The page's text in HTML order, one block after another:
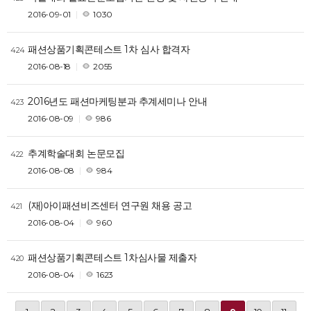
2016-09-01 1030
424 패션상품기획콘테스트 1차 심사 합격자
2016-08-18 2055
423 2016년도 패션마케팅분과 추계세미나 안내
2016-08-09 986
422 추계학술대회 논문모집
2016-08-08 984
421 (재)아이패션비즈센터 연구원 채용 공고
2016-08-04 960
420 패션상품기획콘테스트 1차심사물 제출자
2016-08-04 1623